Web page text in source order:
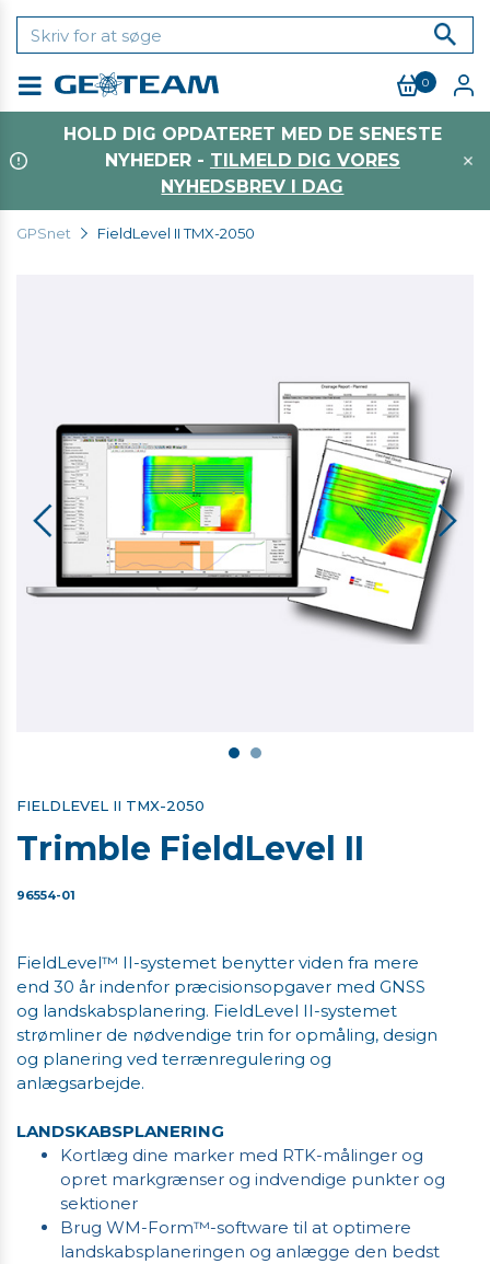
0
HOLD DIG OPDATERET MED DE SENESTE
NYHEDER - TILMELD DIG VORES
NYHEDSBREV I DAG
GPSnet FieldLevel II TMX-2050
FIELDLEVEL II TMX-2050
Trimble FieldLevel II
96554-01
FieldLevel™ II-systemet benytter viden fra mere
end 30 år indenfor præcisionsopgaver med GNSS
og landskabsplanering. FieldLevel II-systemet
strømliner de nødvendige trin for opmåling, design
og planering ved terrænregulering og
anlægsarbejde.
LANDSKABSPLANERING
Kortlæg dine marker med RTK-målinger og
opret markgrænser og indvendige punkter og
sektioner
Brug WM-Form™-software til at optimere
landskabsplaneringen og anlægge den bedst